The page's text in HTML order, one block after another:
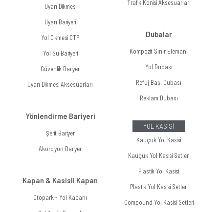
Uyarı Dikmesi
Uyarı Bariyeri
Yol Dikmesi CTP
Yol Su Bariyeri
Güvenlik Bariyeri
Uyarı Dikmesi Aksesuarları
Yönlendirme Bariyeri
Şerit Bariyer
Akordiyon Bariyer
Kapan & Kasisli Kapan
Otopark - Yol Kapanı
Trafik Konisi Aksesuarları
Dubalar
Kompozit Sınır Elemanı
Yol Dubası
Refuj Başı Dubası
Reklam Dubası
YOL KASİSİ
Kauçuk Yol Kasisi
Kauçuk Yol Kasisi Setleri
Plastik Yol Kasisi
Plastik Yol Kasisi Setleri
Compound Yol Kasisi Setleri